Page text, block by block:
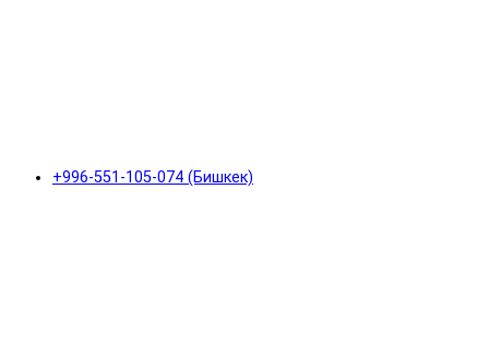
+996-551-105-074 (Бишкек)